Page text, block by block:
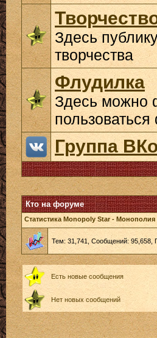
Здесь
творчества
Флудилка
Здесь можно
Группа
Кто на форуме
Статистика Monopoly Star -
Тем: 31,741, Сообщений: 95,658,
Есть новые сообщения
Нет новых сообщений